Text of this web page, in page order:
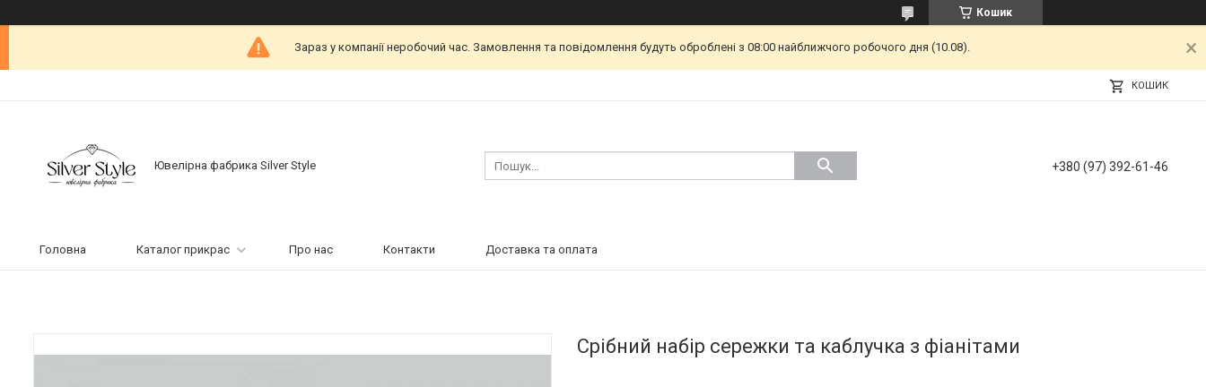
Кошик
Зараз у компанії неробочий час. Замовлення та повідомлення будуть оброблені з 08:00 найближчого робочого дня (10.08).
КОШИК
Ювелірна фабрика Silver Style +380 (97) 392-61-46
Головна Каталог прикрас Про нас Контакти Доставка та оплата
Срібний набір сережки та каблучка з фіанітами